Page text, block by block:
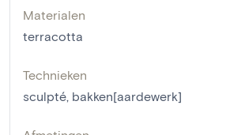
Materialen
terracotta
Technieken
sculpté, bakken[aardewerk]